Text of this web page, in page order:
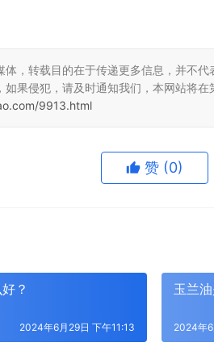
，转载目的在于传递更多信息，并不
果侵犯，请及时通知我们，本网站将
9913.html
赞 (0)
？
2024年6月29日 下午11:13
玉兰
2024年6